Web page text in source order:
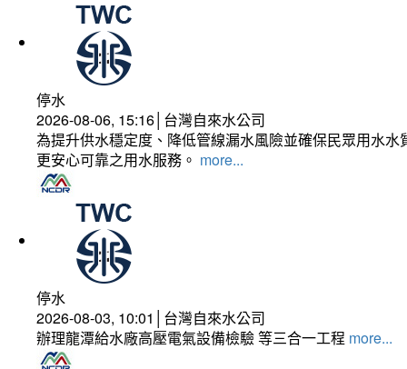
停水
2026-08-06, 15:16│台灣自來水公司
為提升供水穩定度、降低管線漏水風險並確保民眾用水
更安心可靠之用水服務。 more...
停水
2026-08-03, 10:01│台灣自來水公司
辦理龍潭給水廠高壓電氣設備檢驗 等三合一工程 more...